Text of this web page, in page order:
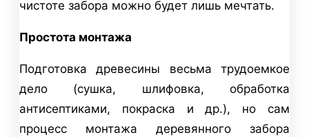
чистоте забора можно будет лишь мечтать.
Простота монтажа
Подготовка древесины весьма трудоемкое
дело (сушка, шлифовка, обработка
антисептиками, покраска и др.), но сам
процесс монтажа деревянного забора